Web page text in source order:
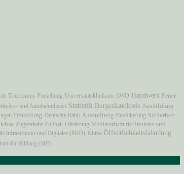
Tourismus Forschung Universitätsklinikum AWO Handwerk Ferien
und Autobahndienst Statistik Burgenlandkreis Ausbildung
Umleitung Deutsche Bahn Ausstellung Bevölkerung Sicherheit
Zugverkehr Fußball Förderung Ministerium für Inneres und
Infrastruktur und Digitales (MID) Klima Öffentlichkeitsfahndung
für Bildung (MB)